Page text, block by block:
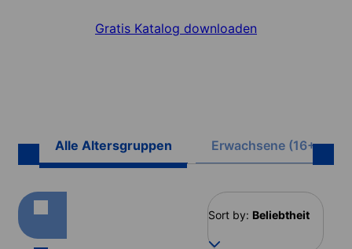
Gratis Katalog downloaden
Alle Altersgruppen Erwachsene (16+)
Sort by: Beliebtheit